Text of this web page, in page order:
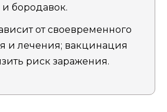
бородавок.
от своевременного
и лечения; вакцинация
риск заражения.